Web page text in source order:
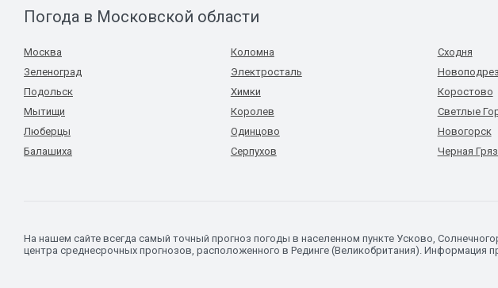
Погода в Московской области
Москва
Зеленоград
Подольск
Мытищи
Люберцы
Балашиха
Коломна
Электросталь
Химки
Королев
Одинцово
Серпухов
Сходня
Коростово
Светлые
Новогорск
Черная
На нашем сайте всегда самый точный прогноз погоды в населенном пункте Усково,
центра среднесрочных прогнозов, расположенного в Рединге (Великобритания). Информация